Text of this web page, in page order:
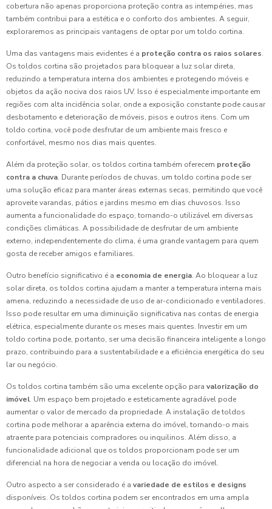
cobertura não apenas proporciona proteção contra as intempéries, mas
também contribui para a estética e o conforto dos ambientes. A seguir,
exploraremos as principais vantagens de optar por um toldo cortina.
Uma das vantagens mais evidentes é a proteção contra os raios solares.
Os toldos cortina são projetados para bloquear a luz solar direta,
reduzindo a temperatura interna dos ambientes e protegendo móveis e
objetos da ação nociva dos raios UV. Isso é especialmente importante em
regiões com alta incidência solar, onde a exposição constante pode causar
desbotamento e deterioração de móveis, pisos e outros itens. Com um
toldo cortina, você pode desfrutar de um ambiente mais fresco e
confortável, mesmo nos dias mais quentes.
Além da proteção solar, os toldos cortina também oferecem proteção
contra a chuva. Durante períodos de chuvas, um toldo cortina pode ser
uma solução eficaz para manter áreas externas secas, permitindo que você
aproveite varandas, pátios e jardins mesmo em dias chuvosos. Isso
aumenta a funcionalidade do espaço, tornando-o utilizável em diversas
condições climáticas. A possibilidade de desfrutar de um ambiente
externo, independentemente do clima, é uma grande vantagem para quem
gosta de receber amigos e familiares.
Outro benefício significativo é a economia de energia. Ao bloquear a luz
solar direta, os toldos cortina ajudam a manter a temperatura interna mais
amena, reduzindo a necessidade de uso de ar-condicionado e ventiladores.
Isso pode resultar em uma diminuição significativa nas contas de energia
elétrica, especialmente durante os meses mais quentes. Investir em um
toldo cortina pode, portanto, ser uma decisão financeira inteligente a longo
prazo, contribuindo para a sustentabilidade e a eficiência energética do seu
lar ou negócio.
Os toldos cortina também são uma excelente opção para valorização do
imóvel. Um espaço bem projetado e esteticamente agradável pode
aumentar o valor de mercado da propriedade. A instalação de toldos
cortina pode melhorar a aparência externa do imóvel, tornando-o mais
atraente para potenciais compradores ou inquilinos. Além disso, a
funcionalidade adicional que os toldos proporcionam pode ser um
diferencial na hora de negociar a venda ou locação do imóvel.
Outro aspecto a ser considerado é a variedade de estilos e designs
disponíveis. Os toldos cortina podem ser encontrados em uma ampla